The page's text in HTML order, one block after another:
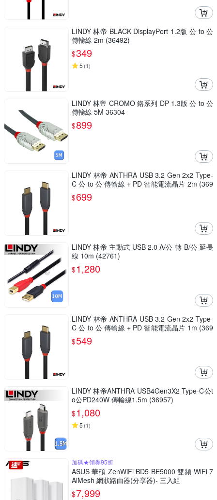
LINDY 林帝 BLACK DisplayPort 1.2版 公 to 公
傳輸線 2m (36492)
$349
5 (1)
LINDY 林帝 CROMO 鉻系列 DP 1.3版 公 to 公
傳輸線 5M 36304
$899
LINDY 林帝 ANTHRA USB 3.2 Gen 2x2 Type-
C 公 to 公 傳輸線 + PD 智能電流晶片 2m (369
03)
$699
LINDY 林帝 主動式 USB 2.0 A/公 轉 B/公 延長
線 10m (42761)
$1,280
LINDY 林帝 ANTHRA USB 3.2 Gen 2x2 Type-
C 公 to 公 傳輸線 + PD 智能電流晶片 1m (369
01)
$549
LINDY 林帝ANTHRA USB4Gen3X2 Type-C公t
o公PD240W 傳輸線1.5m (36957)
$1,080
5 (1)
加碼★領券95折
ASUS 華碩 ZenWiFi BD5 BE5000 雙頻 WiFi 7
AiMesh 網狀路由器(分享器)- 三入組
$7,999